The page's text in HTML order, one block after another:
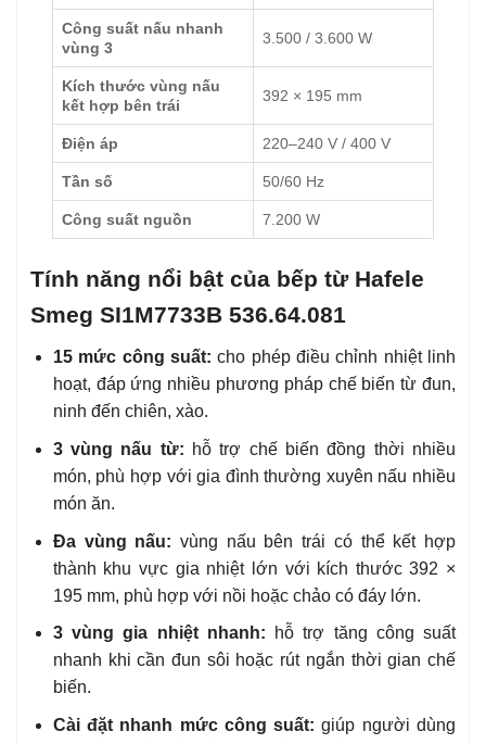
Công suất nấu nhanh
vùng 3
3.500 / 3.600 W
Kích thước vùng nấu
kết hợp bên trái
392 × 195 mm
Điện áp 220–240 V / 400 V
Tần số 50/60 Hz
Công suất nguồn 7.200 W
Tính năng nổi bật của bếp từ Hafele
Smeg SI1M7733B 536.64.081
15 mức công suất: cho phép điều chỉnh nhiệt linh
hoạt, đáp ứng nhiều phương pháp chế biến từ đun,
ninh đến chiên, xào.
3 vùng nấu từ: hỗ trợ chế biến đồng thời nhiều
món, phù hợp với gia đình thường xuyên nấu nhiều
món ăn.
Đa vùng nấu: vùng nấu bên trái có thể kết hợp
thành khu vực gia nhiệt lớn với kích thước 392 ×
195 mm, phù hợp với nồi hoặc chảo có đáy lớn.
3 vùng gia nhiệt nhanh: hỗ trợ tăng công suất
nhanh khi cần đun sôi hoặc rút ngắn thời gian chế
biến.
Cài đặt nhanh mức công suất: giúp người dùng